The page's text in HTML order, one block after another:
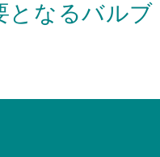
となるバルブ